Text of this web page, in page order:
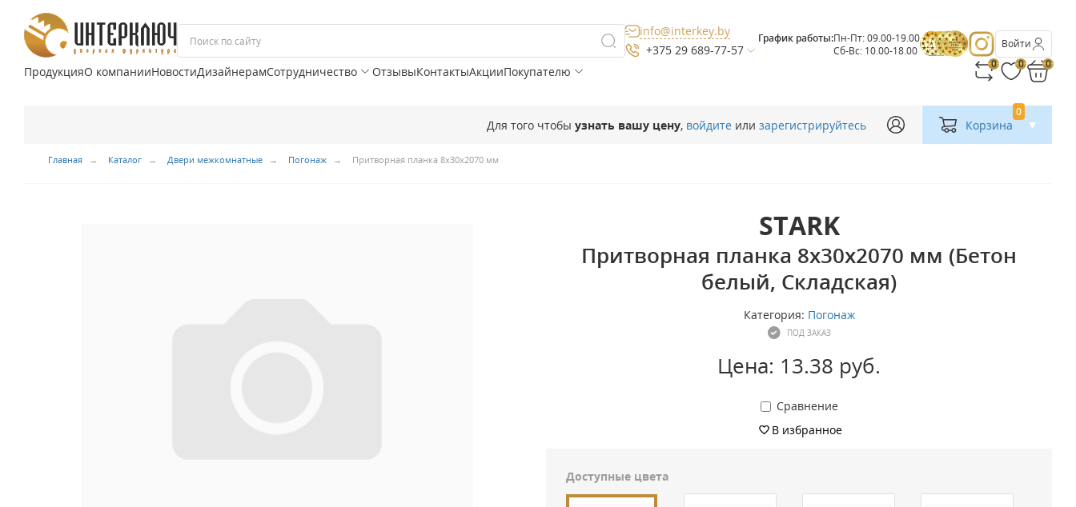
Войти
info@interkey.by
+375 29 689-77-57
График работы:Пн-Пт: 09.00-19.00
Сб-Вс: 10.00-18.00
ПродукцияО компанииНовостиДизайнерамСотрудничество ОтзывыКонтактыАкцииПокупателю 0 0 0
Для того чтобы узнать вашу цену, войдите или зарегистрируйтесь Корзина
0
Главная Каталог Двери межкомнатные Погонаж Притворная планка 8х30х2070 мм
STARK
Притворная планка 8х30х2070 мм (Бетон
белый, Складская)
Категория: Погонаж
ПОД ЗАКАЗ
Цена: 13.38 руб.
Сравнение
В избранное
Доступные цвета